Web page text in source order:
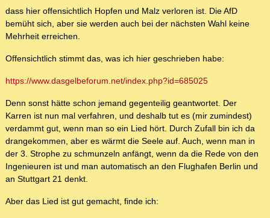
dass hier offensichtlich Hopfen und Malz verloren ist. Die AfD
bemüht sich, aber sie werden auch bei der nächsten Wahl keine
Mehrheit erreichen.
Offensichtlich stimmt das, was ich hier geschrieben habe:
https://www.dasgelbeforum.net/index.php?id=685025
Denn sonst hätte schon jemand gegenteilig geantwortet. Der
Karren ist nun mal verfahren, und deshalb tut es (mir zumindest)
verdammt gut, wenn man so ein Lied hört. Durch Zufall bin ich da
drangekommen, aber es wärmt die Seele auf. Auch, wenn man in
der 3. Strophe zu schmunzeln anfängt, wenn da die Rede von den
Ingenieuren ist und man automatisch an den Flughafen Berlin und
an Stuttgart 21 denkt.
Aber das Lied ist gut gemacht, finde ich: